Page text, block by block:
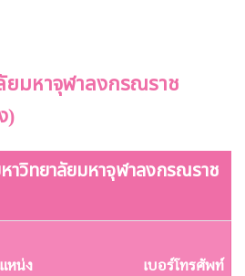
ยมหาจุฬาลงกรณราช
)
าวิทยาลัยมหาจุฬาลงกรณราช
หน่ง เบอร์โทรศัพท์